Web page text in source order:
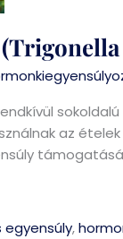
az
egyensúly,